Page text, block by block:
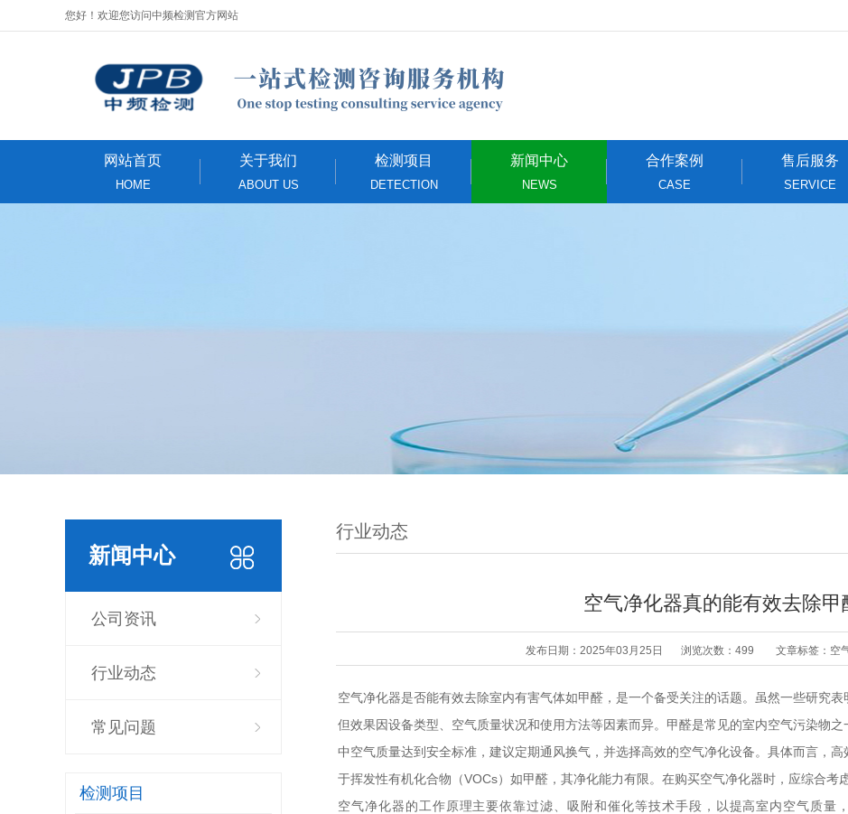
您好！欢迎您访问中频检测官方网站
网站首页
HOME
关于我们
ABOUT US
检测项目
DETECTION
新闻中心
NEWS
合作案例
CASE
售后服务
SERVICE
新闻中心
公司资讯
行业动态
常见问题
检测项目
行业动态
空气净化器真的能有效去除甲
发布日期：2025年03月25日 浏览次数：499 文章标签： 空
空气净化器是否能有效去除室内有害气体如甲醛，是一个备受关注的话题。虽然一些研究
但效果因设备类型、空气质量状况和使用方法等因素而异。甲醛是常见的室内空气污染物
中空气质量达到安全标准，建议定期通风换气，并选择高效的空气净化设备。具体而言，
于挥发性有机化合物（VOCs）如甲醛，其净化能力有限。在购买空气净化器时，应综合考
空气净化器的工作原理主要依靠过滤、吸附和催化等技术手段，以提高室内空气质量